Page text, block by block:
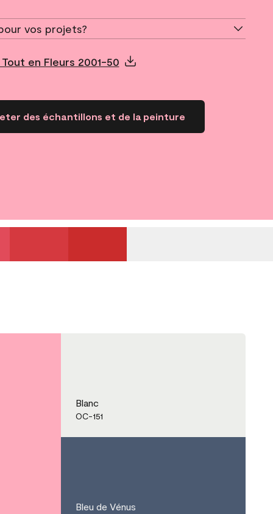
vos projets?
en Fleurs 2001-50
des échantillons et de la peinture
Blanc
OC-151
Bleu de Vénus